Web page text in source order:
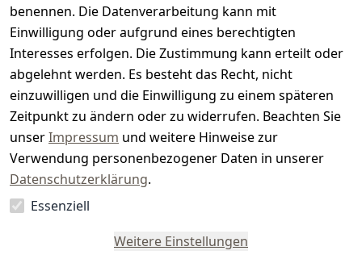
benennen. Die Datenverarbeitung kann mit
Einwilligung oder aufgrund eines berechtigten
Interesses erfolgen. Die Zustimmung kann erteilt oder
abgelehnt werden. Es besteht das Recht, nicht
einzuwilligen und die Einwilligung zu einem späteren
Zeitpunkt zu ändern oder zu widerrufen. Beachten Sie
unserImpressum und weitere Hinweise zur
Verwendung personenbezogener Daten in unserer
Datenschutzerklärung.
Essenziell
Weitere Einstellungen
r.
e
Vertrag
widerrufen